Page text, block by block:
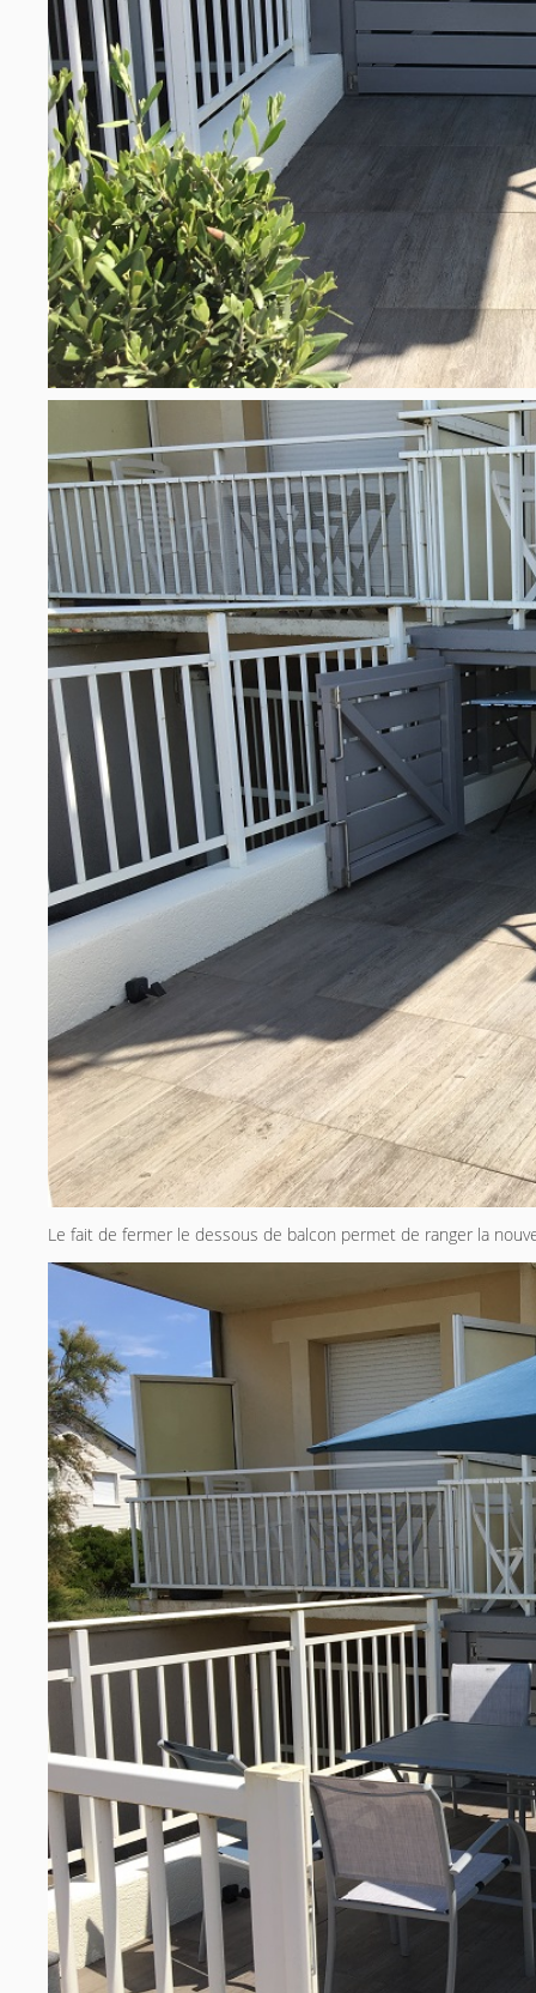
Le fait de fermer le dessous de balcon permet de ranger la